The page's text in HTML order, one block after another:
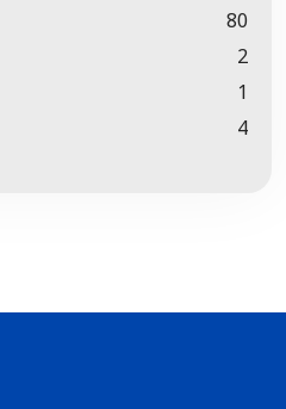
80
2
1
4